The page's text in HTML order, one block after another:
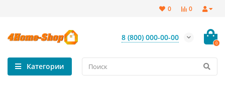
0
0
8 (800) 000-00-00
0
Категории